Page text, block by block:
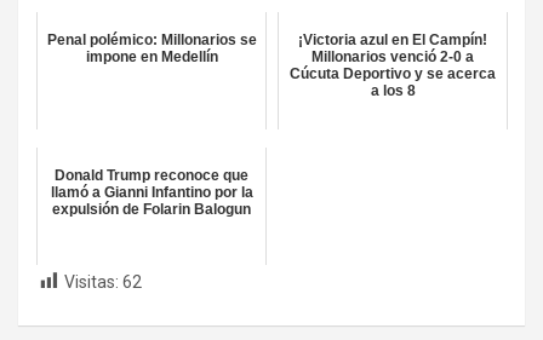
Penal polémico: Millonarios se
impone en Medellín
¡Victoria azul en El Campín!
Millonarios venció 2-0 a
Cúcuta Deportivo y se acerca
a los 8
Donald Trump reconoce que
llamó a Gianni Infantino por la
expulsión de Folarin Balogun
Visitas: 62